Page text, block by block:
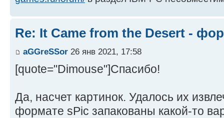
Re: It Came from the Desert -
aGGreSSor 26 янв 2021, 17:58
[quote="Dimouse"]Спасибо!
Да, насчет картинок. Удалось их
формате sPic запакованы какой-то